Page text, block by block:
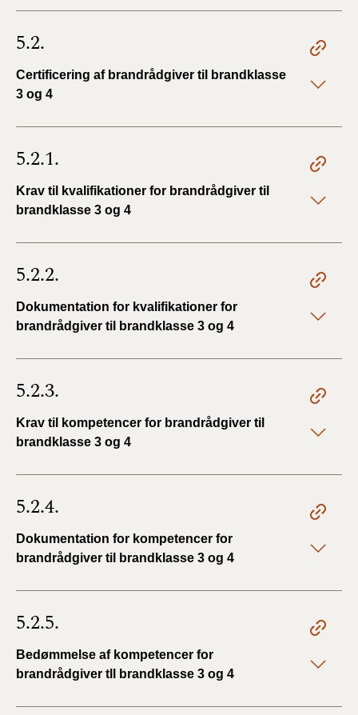
5.2.
Certificering af brandrådgiver til brandklasse
3 og 4
5.2.1.
Krav til kvalifikationer for brandrådgiver til
brandklasse 3 og 4
5.2.2.
Dokumentation for kvalifikationer for
brandrådgiver til brandklasse 3 og 4
5.2.3.
Krav til kompetencer for brandrådgiver til
brandklasse 3 og 4
5.2.4.
Dokumentation for kompetencer for
brandrådgiver til brandklasse 3 og 4
5.2.5.
Bedømmelse af kompetencer for
brandrådgiver tll brandklasse 3 og 4